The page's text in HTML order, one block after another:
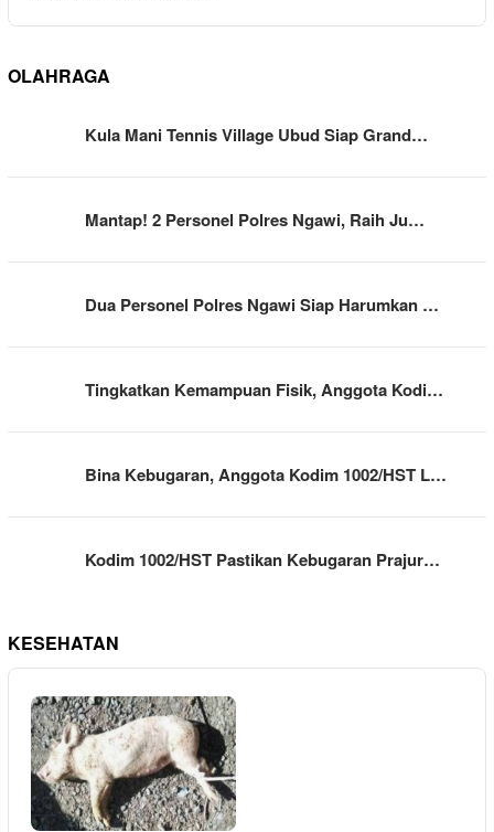
OLAHRAGA
Kula Mani Tennis Village Ubud Siap Grand…
Mantap! 2 Personel Polres Ngawi, Raih Ju…
Dua Personel Polres Ngawi Siap Harumkan …
Tingkatkan Kemampuan Fisik, Anggota Kodi…
Bina Kebugaran, Anggota Kodim 1002/HST L…
Kodim 1002/HST Pastikan Kebugaran Prajur…
KESEHATAN